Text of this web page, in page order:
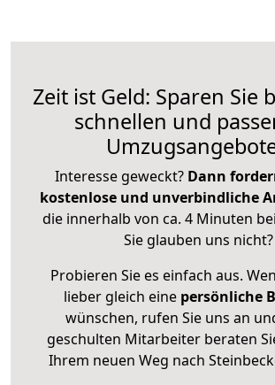
Zeit ist Geld: Sparen Sie
schnellen und
Interesse geweckt? Dann
kostenlose und unverbindliche
die innerhalb von ca. 4 Minuten
Sie glauben uns nicht?
Probieren Sie es einfach aus.
lieber gleich eine persönliche
wünschen, rufen Sie uns an
geschulten Mitarbeiter beraten
Ihrem neuen Weg nach